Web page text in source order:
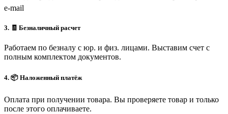
e-mail
3. 🧾 Безналичный расчет
Работаем по безналу с юр. и физ. лицами. Выставим счет с
полным комплектом документов.
4. 📦 Наложенный платёж
Оплата при получении товара. Вы проверяете товар и только
после этого оплачиваете.